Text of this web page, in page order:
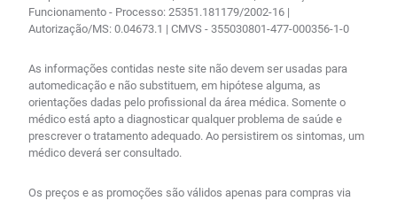
Funcionamento - Processo: 25351.181179/2002-16 |
Autorização/MS: 0.04673.1 | CMVS - 355030801-477-000356-1-0
As informações contidas neste site não devem ser usadas para
automedicação e não substituem, em hipótese alguma, as
orientações dadas pelo profissional da área médica. Somente o
médico está apto a diagnosticar qualquer problema de saúde e
prescrever o tratamento adequado. Ao persistirem os sintomas, um
médico deverá ser consultado.
Os preços e as promoções são válidos apenas para compras via